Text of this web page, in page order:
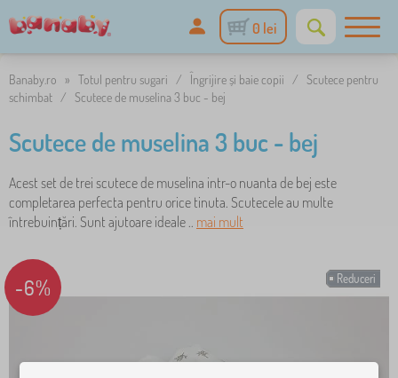
0 lei
Banaby.ro » Totul pentru sugari / Îngrijire și baie copii / Scutece pentru
schimbat / Scutece de muselina 3 buc - bej
Scutece de muselina 3 buc - bej
Acest set de trei scutece de muselina intr-o nuanta de bej este
completarea perfecta pentru orice tinuta. Scutecele au multe
întrebuințări. Sunt ajutoare ideale .. mai mult
Reduceri
-6%